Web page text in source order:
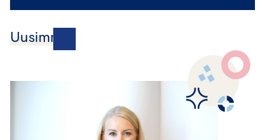
Uusimmat